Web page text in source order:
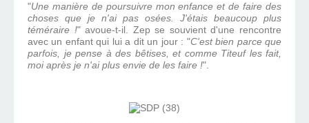
"Une manière de poursuivre mon enfance et de faire des
choses que je n'ai pas osées. J'étais beaucoup plus
téméraire !" avoue-t-il. Zep se souvient d'une rencontre
avec un enfant qui lui a dit un jour : "C'est bien parce que
parfois, je pense à des bêtises, et comme Titeuf les fait,
moi après je n'ai plus envie de les faire !".